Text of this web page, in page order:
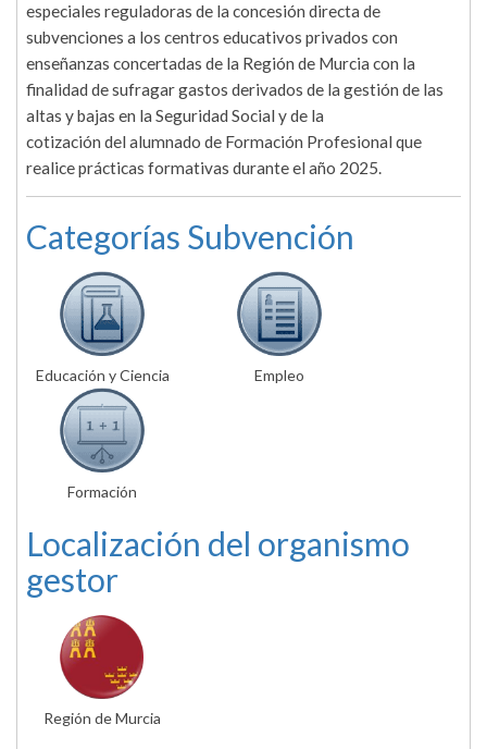
especiales reguladoras de la concesión directa de
subvenciones a los centros educativos privados con
enseñanzas concertadas de la Región de Murcia con la
finalidad de sufragar gastos derivados de la gestión de las
altas y bajas en la Seguridad Social y de la
cotización del alumnado de Formación Profesional que
realice prácticas formativas durante el año 2025.
Categorías Subvención
Educación y Ciencia Empleo
Formación
Localización del organismo
gestor
Región de Murcia